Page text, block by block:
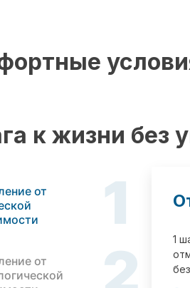
к жизни без
от
1
от
2
1